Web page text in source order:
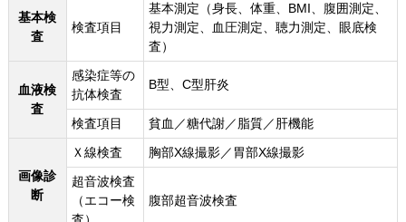
基本検
査
検査項目
基本測定（身長、体重、BMI、腹囲測定、
視力測定、血圧測定、聴力測定、眼底検
査）
血液検
査
感染症等の
抗体検査
B型、C型肝炎
検査項目 貧血／糖代謝／脂質／肝機能
画像診
断
Ｘ線検査
胸部X線撮影／胃部X線撮影
超音波検査
（エコー検
腹部超音波検査